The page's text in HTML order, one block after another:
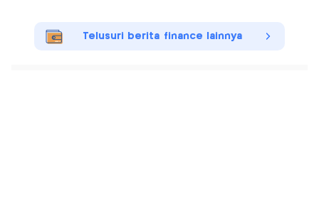
Telusuri berita finance lainnya